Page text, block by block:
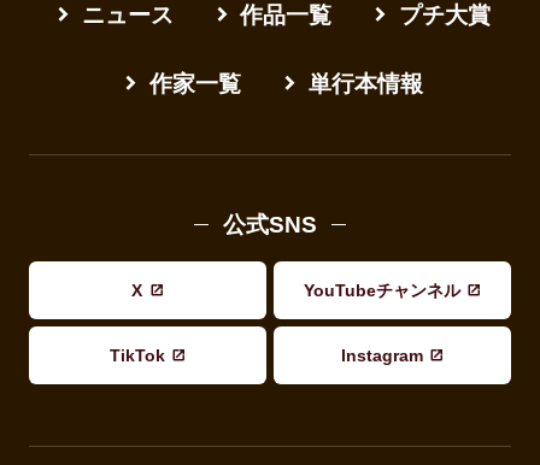
ニュース 作品一覧 プチ大賞
作家一覧 単行本情報
公式SNS
X YouTubeチャンネル
TikTok Instagram